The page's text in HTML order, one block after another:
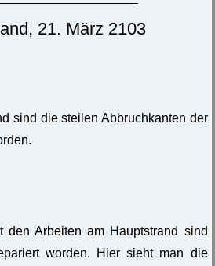
21. März 2103
sind die steilen Abbruchkanten der
den Arbeiten am Hauptstrand sind
worden. Hier sieht man die